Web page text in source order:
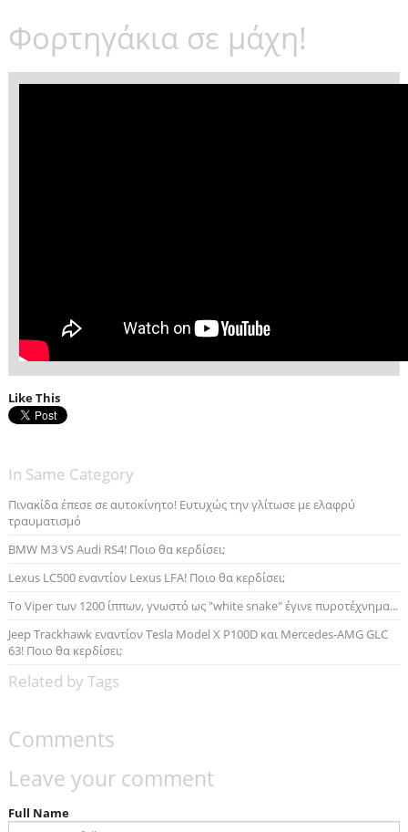
Φορτηγάκια σε μάχη!
Like This
In Same Category
Πινακίδα έπεσε σε αυτοκίνητο! Ευτυχώς την γλίτωσε με ελαφρύ
τραυματισμό
BMW M3 VS Audi RS4! Ποιο θα κερδίσει;
Lexus LC500 εναντίον Lexus LFA! Ποιο θα κερδίσει;
Το Viper των 1200 ίππων, γνωστό ως "white snake" έγινε πυροτέχνημα...
Jeep Trackhawk εναντίον Tesla Model X P100D και Mercedes-AMG GLC
63! Ποιο θα κερδίσει;
Related by Tags
Comments
Leave your comment
Full Name